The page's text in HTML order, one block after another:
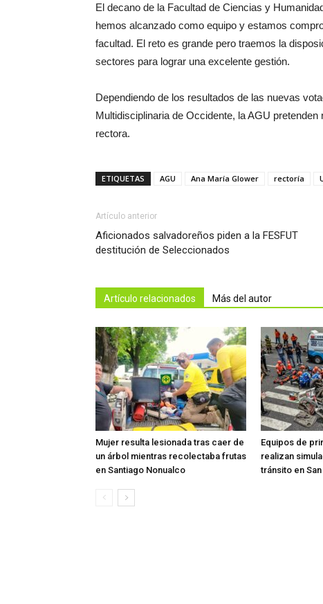
El decano de la Facultad de Ciencias y
hemos alcanzado como equipo y estamos
facultad. El reto es grande pero traemos la
sectores para lograr una excelente gestión.
Dependiendo de los resultados de las nuevas
Multidisciplinaria de Occidente, la AGU
rectora.
ETIQUETAS AGU Ana María Glower rectoría
Artículo anterior
Aficionados salvadoreños piden a la FESFUT
destitución de Seleccionados
Artículo relacionados Más del autor
Mujer resulta lesionada tras caer de
un árbol mientras recolectaba frutas
en Santiago Nonualco
Equipos de
realizan
tránsito en